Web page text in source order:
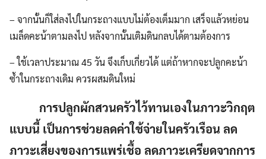
– จากนั้นก็ใส่ลงไปในกระถางแบบไม่ต้องเต็มมาก เสร็จแล้วหย่อน
เมล็ดคะน้าตามลงไป หลังจากนั้นเติมดินกลบได้ตามต้องการ
– ใช้เวลาประมาณ 45 วัน จึงเก็บเกี่ยวได้ แต่ถ้าหากจะปลูกคะน้า
ซ้ำในกระถางเดิม ควรผสมดินใหม่
การปลูกผักสวนครัวไว้ทานเองในภาวะวิกฤต
แบบนี้ เป็นการช่วยลดค่าใช้จ่ายในครัวเรือน ลด
ภาวะเสี่ยงของการแพร่เชื้อ ลดภาวะเครียดจากการ